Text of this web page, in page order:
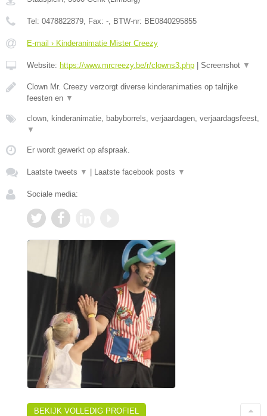
Tel: 0478822879, Fax: -, BTW-nr: BE0840295855
E-mail › Kinderanimatie Mister Creezy
Website: https://www.mrcreezy.be/r/clowns3.php Screenshot ▼
Clown Mr. Creezy verzorgt diverse kinderanimaties op talrijke
feesten en ▼
clown, kinderanimatie, babyborrels, verjaardagen, verjaardagsfeest,
▼
Er wordt gewerkt op afspraak.
Laatste tweets ▼ Laatste facebook posts ▼
Sociale media:
BEKIJK VOLLEDIG PROFIEL